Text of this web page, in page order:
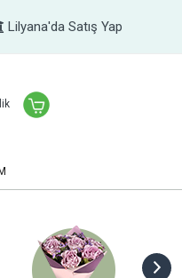
Lilyana'da Satış Yap